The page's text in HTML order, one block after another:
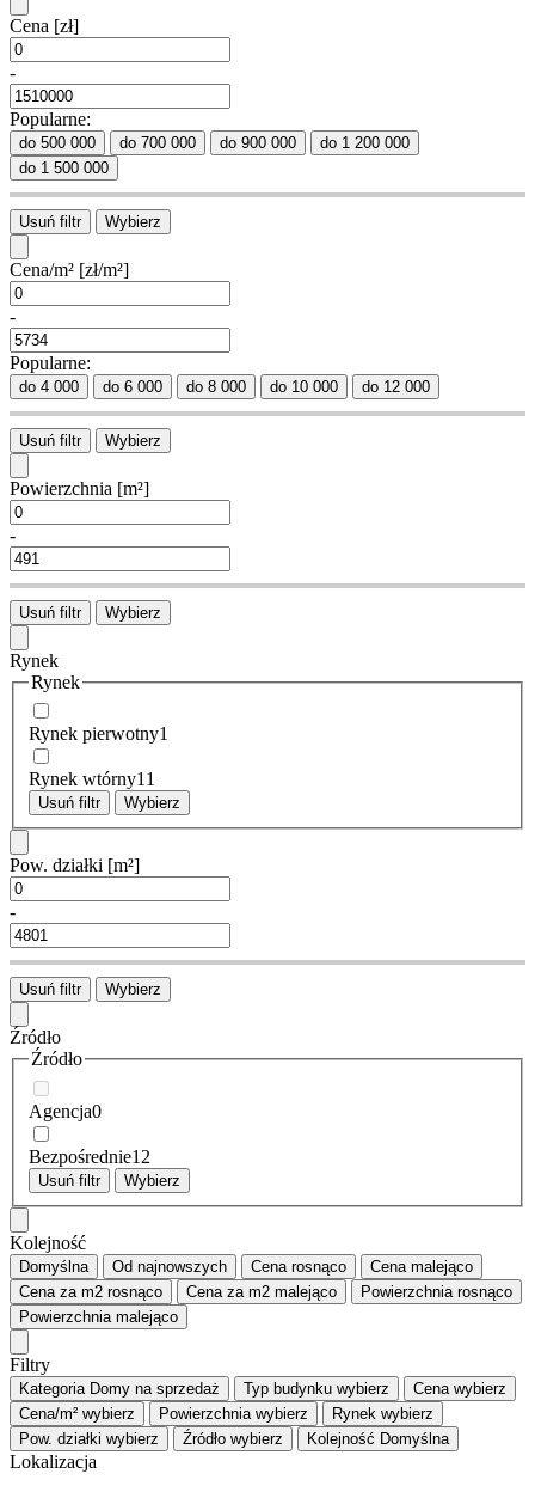
Cena [zł]
-
Popularne:
do 500 000 do 700 000 do 900 000
do 1 200 000
do 1 500 000
Usuń filtr Wybierz
Cena/m² [zł/m²]
-
Popularne:
do 4 000 do 6 000 do 8 000 do 10 000 do 12 000
Usuń filtr Wybierz
Powierzchnia [m²]
-
Usuń filtr Wybierz
Rynek
Rynek
Rynek pierwotny1
Rynek wtórny11
Usuń filtr Wybierz
Pow. działki [m²]
-
Usuń filtr Wybierz
Źródło
Źródło
Agencja0
Bezpośrednie12
Usuń filtr Wybierz
Kolejność
Domyślna Od najnowszych Cena rosnąco Cena malejąco
Cena za m2 rosnąco Cena za m2 malejąco Powierzchnia rosnąco
Powierzchnia malejąco
Filtry
Kategoria Domy na sprzedaż Typ budynku wybierz Cena wybierz
Cena/m² wybierz Powierzchnia wybierz Rynek wybierz
Pow. działki wybierz Źródło wybierz Kolejność Domyślna
Lokalizacja